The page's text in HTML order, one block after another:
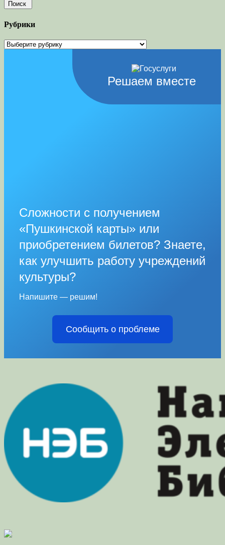
Рубрики
Рубрики
Решаем вместе
Сложности с получением
«Пушкинской карты» или
приобретением билетов? Знаете,
как улучшить работу учреждений
культуры?
Напишите — решим!
Сообщить о проблеме